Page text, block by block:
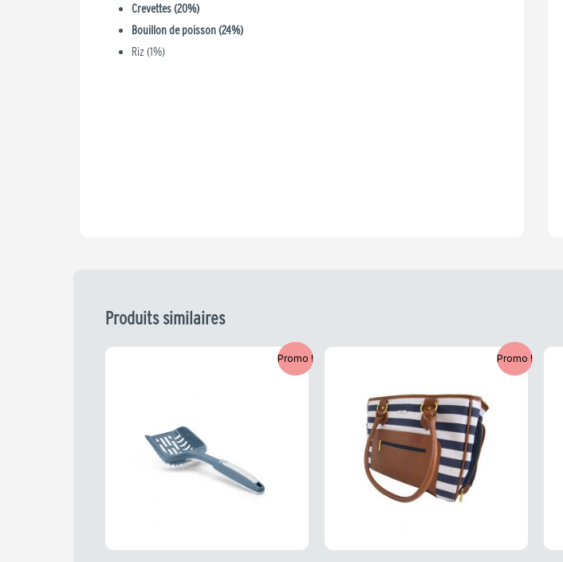
Crevettes (20%)
Bouillon de poisson (24%)
Riz (1%)
Produits similaires
Promo ! Promo !
39,99 €.
est :
31,99 €.